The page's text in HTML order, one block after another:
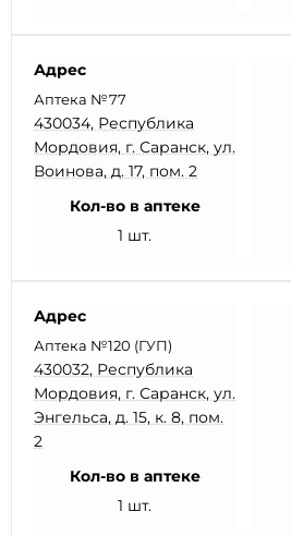
Адрес
Аптека №77
430034, Республика
Мордовия, г. Саранск, ул.
Воинова, д. 17, пом. 2
Кол-во в аптеке
1 шт.
Адрес
Аптека №120 (ГУП)
430032, Республика
Мордовия, г. Саранск, ул.
Энгельса, д. 15, к. 8, пом.
2
Кол-во в аптеке
1 шт.